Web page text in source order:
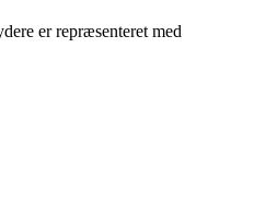
er repræsenteret med